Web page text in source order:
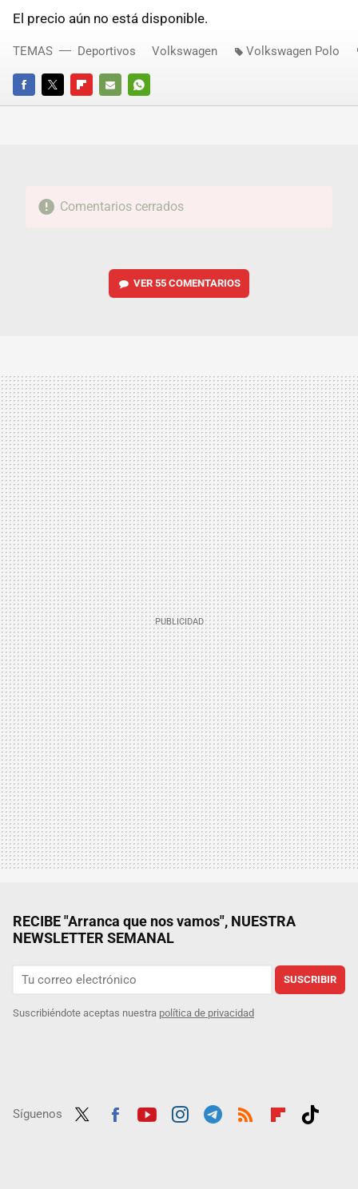
El precio aún no está disponible.
FACEBOOKTWITTERFLIPBOARD
E-
WHATSAPP
TEMAS Deportivos Volkswagen Volkswagen Polo
Comentarios cerrados
VER 55 COMENTARIOS
RECIBE "Arranca que nos vamos", NUESTRA
NEWSLETTER SEMANAL
SUSCRIBIR
Suscribiéndote aceptas nuestra política de privacidad
Síguenos